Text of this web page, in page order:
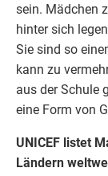
sein. Mädchen
hinter sich
Sie sind so
kann zu
aus der Schule
eine Form von
UNICEF listet
Ländern